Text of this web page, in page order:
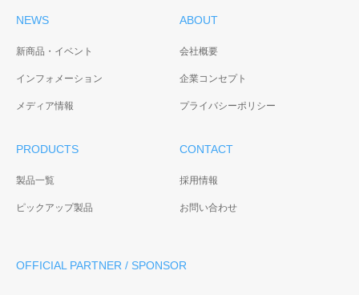
NEWS
新商品・イベント
インフォメーション
メディア情報
ABOUT
会社概要
企業コンセプト
プライバシーポリシー
PRODUCTS
製品一覧
ピックアップ製品
CONTACT
採用情報
お問い合わせ
OFFICIAL PARTNER / SPONSOR